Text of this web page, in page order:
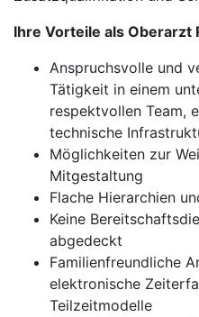
Ihre Vorteile als Oberarzt
Anspruchsvolle und
Tätigkeit in einem
respektvollen Team,
technische
Möglichkeiten zur
Mitgestaltung
Flache Hierarchien
Keine
abgedeckt
Familienfreundliche
elektronische
Teilzeitmodelle